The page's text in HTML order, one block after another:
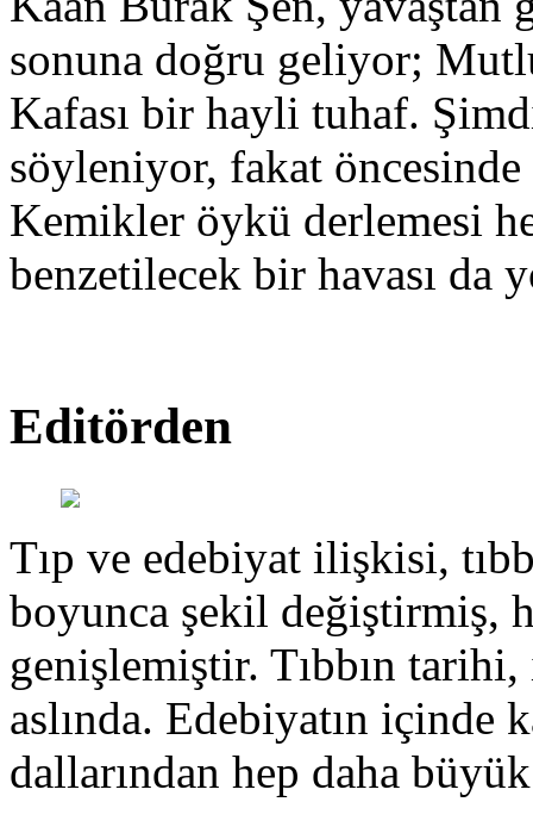
sonuna doğru geliyor;
Kafası bir hayli tuhaf.
söyleniyor, fakat
Kemikler öykü derlemesi
benzetilecek bir havası da
Editörden
Tıp ve edebiyat ilişkisi,
boyunca şekil değiştirmiş,
genişlemiştir. Tıbbın
aslında. Edebiyatın içinde
dallarından hep daha